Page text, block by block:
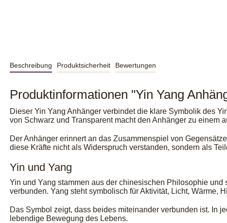
Beschreibung Produktsicherheit Bewertungen
Produktinformationen "Yin Yang
Dieser Yin Yang Anhänger verbindet die klare Symbolik des
von Schwarz und Transparent macht den Anhänger zu einem
Der Anhänger erinnert an das Zusammenspiel von
diese Kräfte nicht als Widerspruch verstanden, sondern als
Yin und Yang
Yin und Yang stammen aus der chinesischen Philosophie
verbunden. Yang steht symbolisch für Aktivität, Licht, Wärme,
Das Symbol zeigt, dass beides miteinander verbunden ist. In
lebendige Bewegung des Lebens.